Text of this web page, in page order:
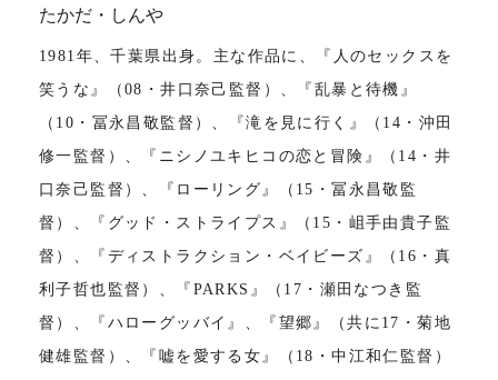
たかだ・しんや
1981年、千葉県出身。主な作品に、『人のセックスを
笑うな』（08・井口奈己監督）、『乱暴と待機』
（10・冨永昌敬監督）、『滝を見に行く』（14・沖田
修一監督）、『ニシノユキヒコの恋と冒険』（14・井
口奈己監督）、『ローリング』（15・冨永昌敬監
督）、『グッド・ストライプス』（15・岨手由貴子監
督）、『ディストラクション・ベイビーズ』（16・真
利子哲也監督）、『PARKS』（17・瀬田なつき監
督）、『ハローグッバイ』、『望郷』（共に17・菊地
健雄監督）、『嘘を愛する女』（18・中江和仁監督）